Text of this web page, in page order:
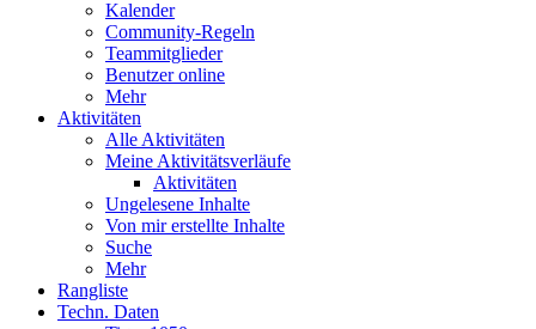
Kalender
Community-Regeln
Teammitglieder
Benutzer online
Mehr
Aktivitäten
Alle Aktivitäten
Meine Aktivitätsverläufe
Aktivitäten
Ungelesene Inhalte
Von mir erstellte Inhalte
Suche
Mehr
Rangliste
Techn. Daten